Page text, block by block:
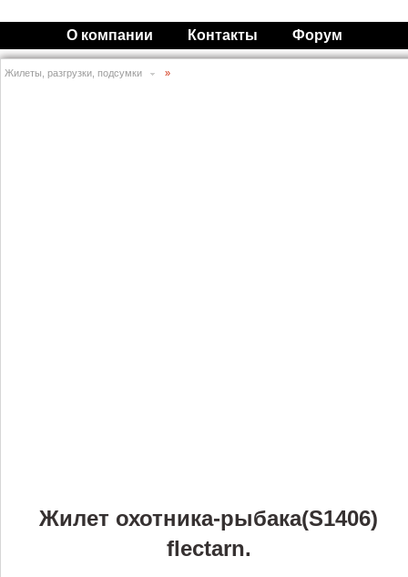
О компании Контакты Форум
Жилеты, разгрузки, подсумки »
Жилет охотника-рыбака(S1406)
flectarn.